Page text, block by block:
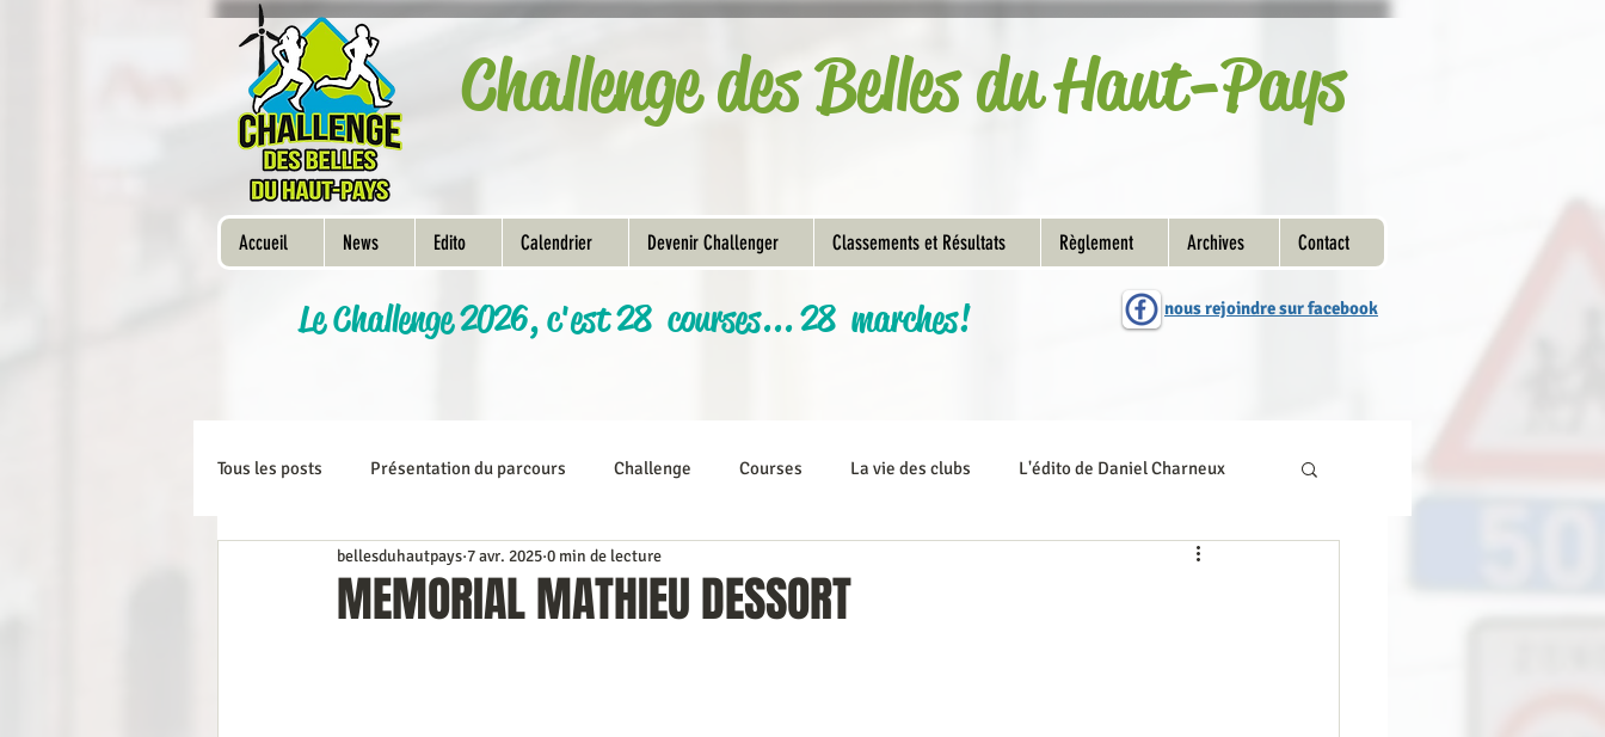
Challenge des Belles du Haut-Pays
Accueil News Edito Calendrier Devenir Challenger Classements et Résultats Règlement Archives Contact
Le Challenge 2026, c'est 28 courses... 28 marches! nous rejoindre sur facebook
Tous les posts Présentation du parcours Challenge Courses La vie des clubs L'édito de Daniel Charneux
Préinscriptions Coup d’œil dans le rétro Classements
MEMORIAL MATHIEU DESSORT
bellesduhautpays 7 avr. 2025 0 min de lecture